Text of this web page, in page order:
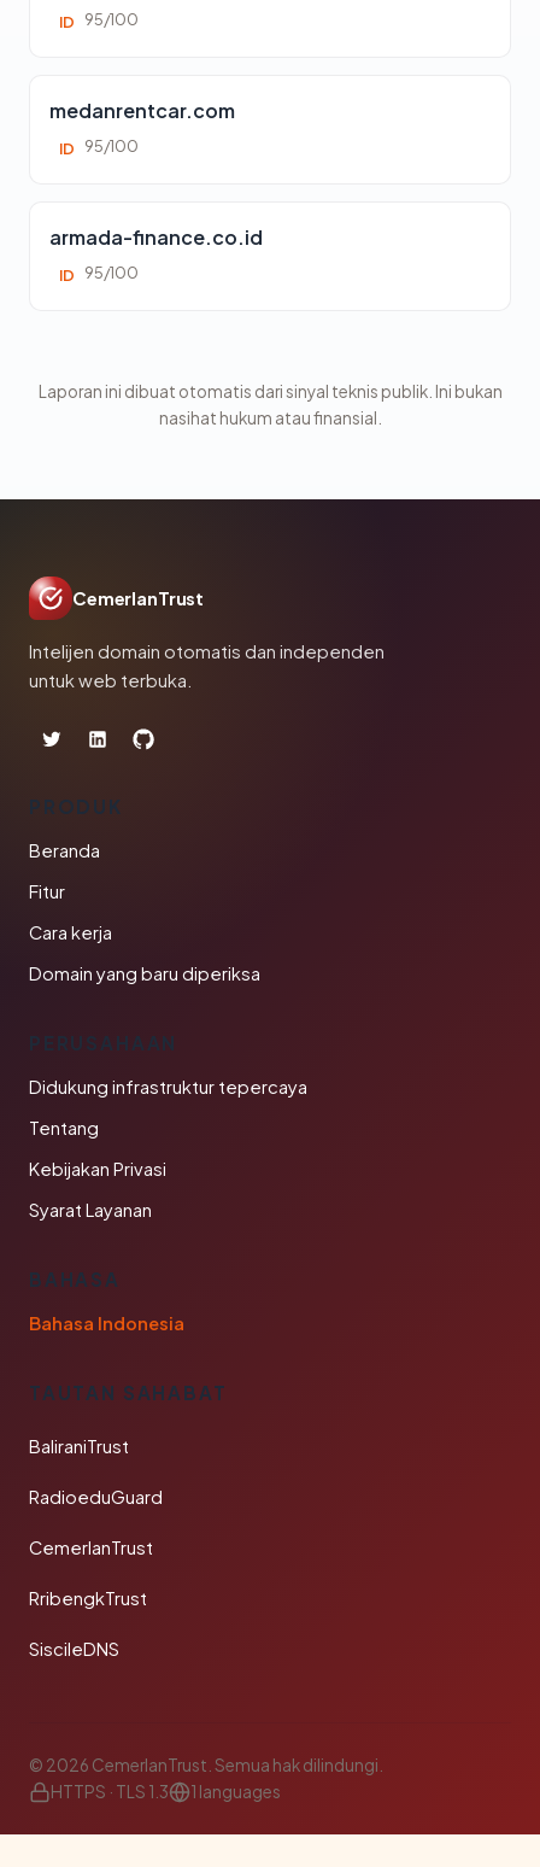
ID 95/100
medanrentcar.com
ID 95/100
armada-finance.co.id
ID 95/100
Laporan ini dibuat otomatis dari sinyal teknis publik. Ini bukan
nasihat hukum atau finansial.
CemerlanTrust
Intelijen domain otomatis dan independen
untuk web terbuka.
PRODUK
Beranda
Fitur
Cara kerja
Domain yang baru diperiksa
PERUSAHAAN
Didukung infrastruktur tepercaya
Tentang
Kebijakan Privasi
Syarat Layanan
BAHASA
Bahasa Indonesia
TAUTAN SAHABAT
BaliraniTrust
RadioeduGuard
CemerlanTrust
RribengkTrust
SiscileDNS
© 2026 CemerlanTrust. Semua hak dilindungi.
HTTPS · TLS 1.3
1 languages